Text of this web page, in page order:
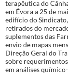
terapêutica do
em Évora a 25 de
edifício do
retirados do
suplementos das
envio de mapas
Direção Geral do
sobre
em análises